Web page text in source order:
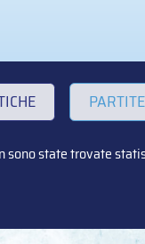
sono state trovate